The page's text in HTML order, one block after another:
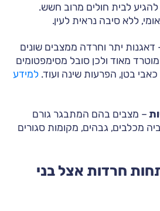
לבית חולים מרוב חשש.
ללא סיבה נראית לעין.
דאגנות יתר וחרדה ממצבים שונים
מאוד ולכן סובל מסימפטומים
בטן, הפרעות שינה ועוד. למידע
– מצבים בהם המתבגר גורם
מכלבים, גבהים, מקומות סגורים
חרדות אצל בני